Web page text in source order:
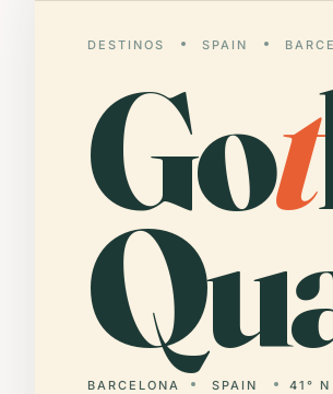
DESTINOS SPAIN
Got
BARCELONA SPAIN 41° N